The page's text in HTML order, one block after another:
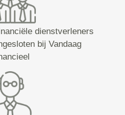
dienstverleners
bij Vandaag